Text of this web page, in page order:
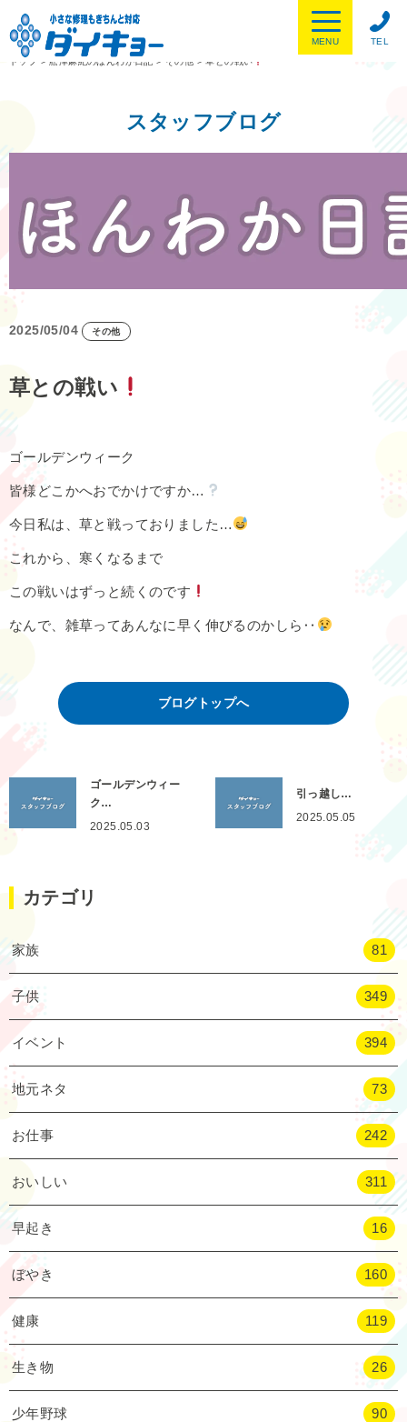
TEL
MENU
トップ
> 舩津麻紀のほんわか日記 > その他 >草との戦い
スタッフブログ
2025/05/04 その他
草との戦い
ゴールデンウィーク
皆様どこかへおでかけですか…
今日私は、草と戦っておりました…
これから、寒くなるまで
この戦いはずっと続くのです
なんで、雑草ってあんなに早く伸びるのかしら‥
ブログトップへ
ゴールデンウィー
ク…
2025.05.03
引っ越し…
2025.05.05
カテゴリ
家族 81
子供 349
イベント 394
地元ネタ 73
お仕事 242
おいしい 311
早起き 16
ぼやき 160
健康 119
生き物 26
少年野球 90